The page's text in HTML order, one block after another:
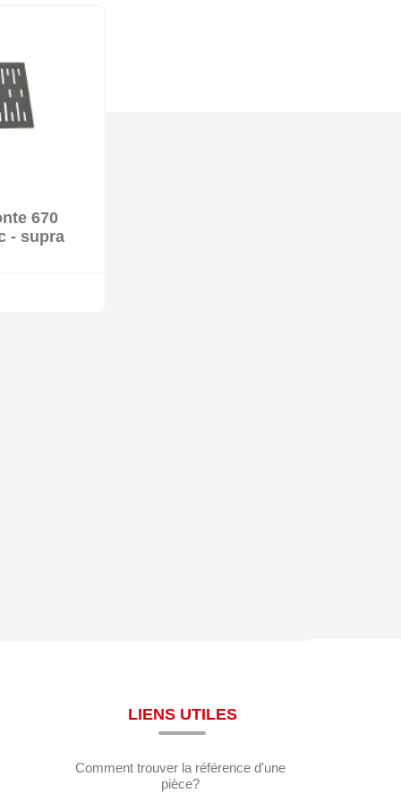
670
- supra
LIENS UTILES
Comment trouver la référence d'une
pièce?